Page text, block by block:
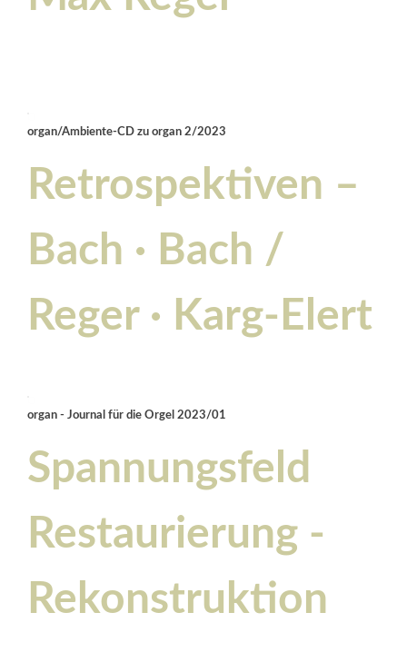
organ/Ambiente-CD zu organ 2/2023
Retrospektiven –
Bach · Bach /
Reger · Karg-Elert
organ - Journal für die Orgel 2023/01
Spannungsfeld
Restaurierung -
Rekonstruktion